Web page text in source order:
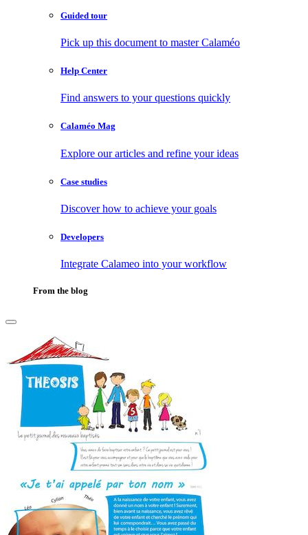
Guided tour
Pick up this document to master Calaméo
Help Center
Find answers to your questions quickly
Calaméo Mag
Explore our articles and refine your ideas
Case studies
Discover how to achieve your goals
Developers
Integrate Calameo into your workflow
From the blog